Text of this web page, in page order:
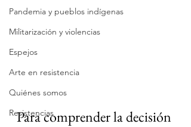
Pandemia y pueblos indígenas
Militarización y violencias
Espejos
Arte en resistencia
Quiénes somos
Resistencias
Para comprender la decisión